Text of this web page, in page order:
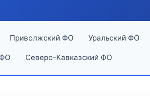
Приволжский ФО Уральский ФО
Северо-Кавказский ФО